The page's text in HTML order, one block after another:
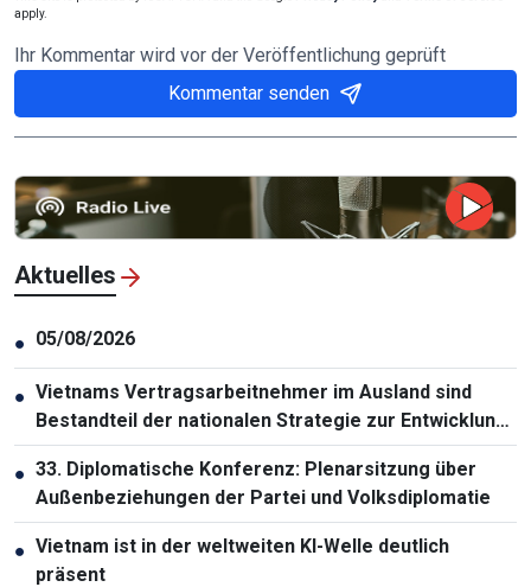
apply.
Ihr Kommentar wird vor der Veröffentlichung geprüft
Kommentar senden
Aktuelles
● 05/08/2026
● Vietnams Vertragsarbeitnehmer im Ausland sind
Bestandteil der nationalen Strategie zur Entwicklung
der Humanressourcen
● 33. Diplomatische Konferenz: Plenarsitzung über
Außenbeziehungen der Partei und Volksdiplomatie
● Vietnam ist in der weltweiten KI-Welle deutlich
präsent